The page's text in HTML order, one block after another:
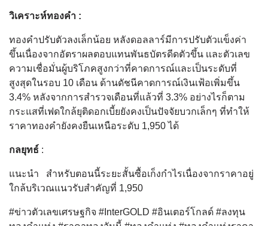
วิเคราะห์ทองคำ :
ทองคำปรับตัวลงเล็กน้อย หลังดอลลาร์มีการปรับตัวเเข็งค่า
ขึ้นเนื่องจากอัตราผลตอบแทนพันธบัตรดีดตัวขึ้น เเละตัวเลข
ความเชื่อมั่นผู้บริโภคสูงกว่าที่คาดการณ์เเละเป็นระดับที่
สูงสุดในรอบ 10 เดือน ด้านดัชนีคาดการณ์เงินเฟ้อเพิ่มขึ้น
3.4% หลังจากการสำรวจเดือนที่แล้วที่ 3.3% อย่างไรก็ตาม
กระแสที่เฟดใกล้ยุติดอกเบี้ยยังคงเป็นปัจจัยบวกเล็กๆ ที่ทำให้
ราคาทองคำยังคงยืนเหนือระดับ 1,950 ได้
กลยุทธ์ :
แนะนำ สำหรับตอนนี้ระยะสั้นซื้อเก็งกำไรเนื่องจากราคาอยู่
ใกล้บริเวณแนวรับสำคัญที่ 1,950
#ข่าวตัวเลขเศรษฐกิจ #InterGOLD #อินเตอร์โกลด์ #ลงทุน